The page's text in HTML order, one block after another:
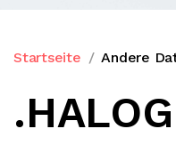
Startseite Andere
.HALOG